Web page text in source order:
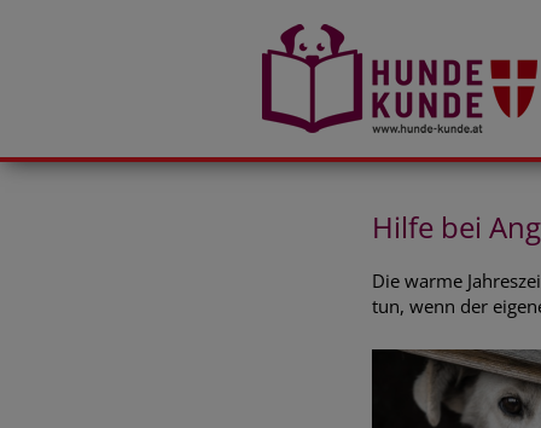
Hilfe bei
Die warme
tun, wenn der